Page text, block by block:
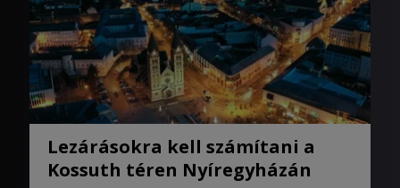
Lezárásokra kell számítani a
Kossuth téren Nyíregyházán